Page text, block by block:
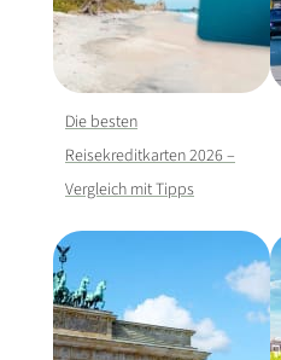
Die besten
Reisekreditkarten 2026 –
Vergleich mit Tipps